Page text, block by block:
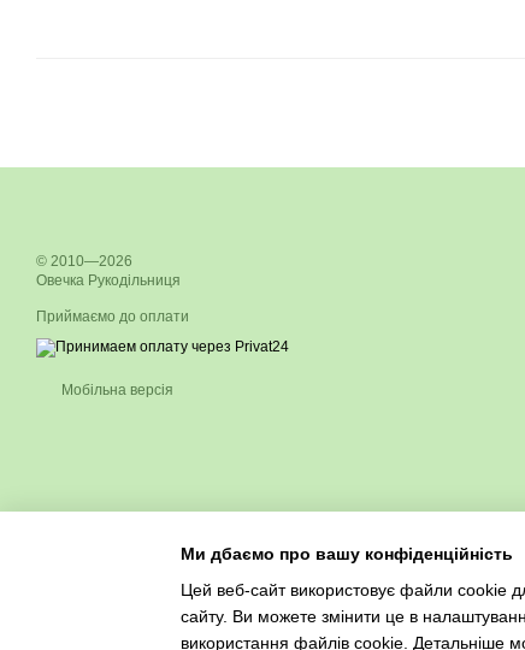
© 2010—2026
Овечка Рукодільниця
Приймаємо до оплати
Мобільна версія
Ми дбаємо про вашу конфіденційність
Цей веб-сайт використовує файли cookie
сайту. Ви можете змінити це в
використання файлів cookie. Детальніше